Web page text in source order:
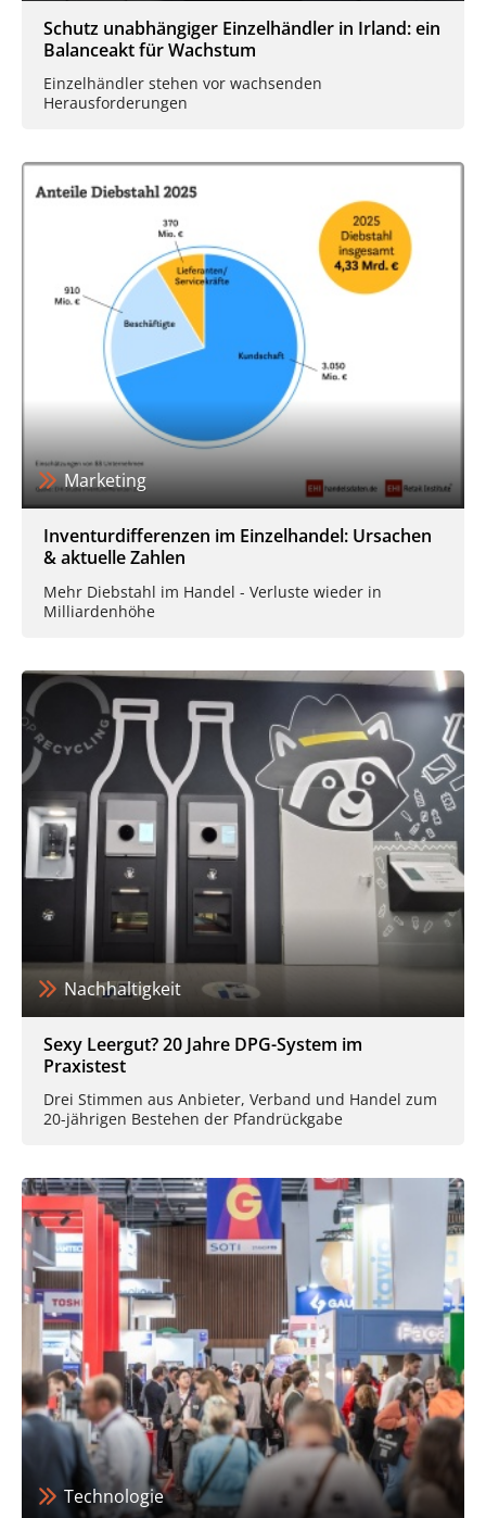
Schutz unabhängiger Einzelhändler in Irland: ein
Balanceakt für Wachstum
Einzelhändler stehen vor wachsenden
Herausforderungen
Marketing
Inventurdifferenzen im Einzelhandel: Ursachen
& aktuelle Zahlen
Mehr Diebstahl im Handel - Verluste wieder in
Milliardenhöhe
Nachhaltigkeit
Sexy Leergut? 20 Jahre DPG-System im
Praxistest
Drei Stimmen aus Anbieter, Verband und Handel zum
20-jährigen Bestehen der Pfandrückgabe
Technologie